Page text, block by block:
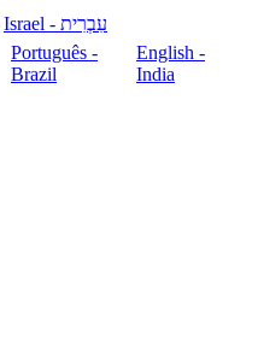
עִבְרִית - Israel
Português -
Brazil
English -
India